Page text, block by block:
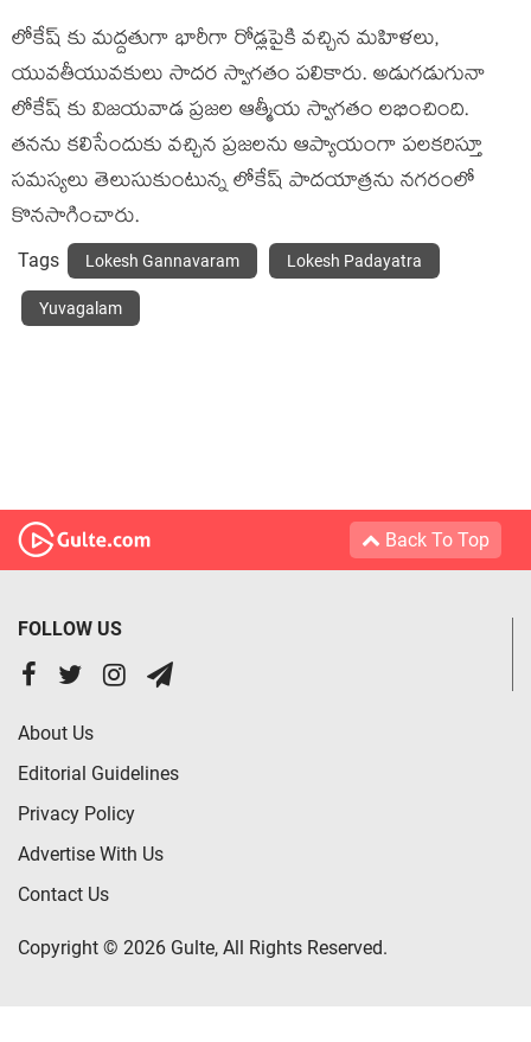
లోకేష్ కు మద్దతుగా భారీగా రోడ్లపైకి వచ్చిన మహిళలు,
యువతీయువకులు సాదర స్వాగతం పలికారు. అడుగడుగునా
లోకేష్ కు విజయవాడ ప్రజల ఆత్మీయ స్వాగతం లభించింది.
తనను కలిసేందుకు వచ్చిన ప్రజలను ఆప్యాయంగా పలకరిస్తూ
సమస్యలు తెలుసుకుంటున్న లోకేష్ పాదయాత్రను నగరంలో
కొనసాగించారు.
Tags Lokesh Gannavaram Lokesh Padayatra
Yuvagalam
Back To Top
FOLLOW US
About Us
Editorial Guidelines
Privacy Policy
Advertise With Us
Contact Us
Copyright © 2026 Gulte, All Rights Reserved.